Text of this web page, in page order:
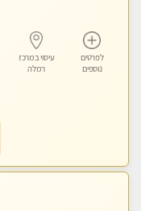
לפרטים
נוספים
עיסוי במרכז
רמלה